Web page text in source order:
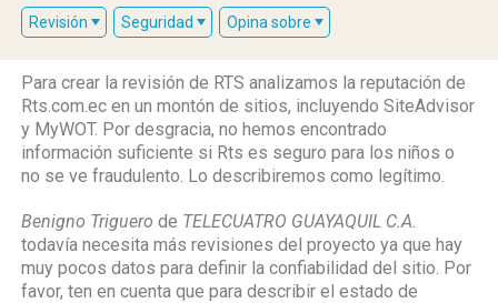
Revisión Seguridad Opina sobre
Para crear la revisión de RTS analizamos la reputación de
Rts.com.ec en un montón de sitios, incluyendo SiteAdvisor
y MyWOT. Por desgracia, no hemos encontrado
información suficiente si Rts es seguro para los niños o
no se ve fraudulento. Lo describiremos como legítimo.
Benigno Triguero de TELECUATRO GUAYAQUIL C.A.
todavía necesita más revisiones del proyecto ya que hay
muy pocos datos para definir la confiabilidad del sitio. Por
favor, ten en cuenta que para describir el estado de